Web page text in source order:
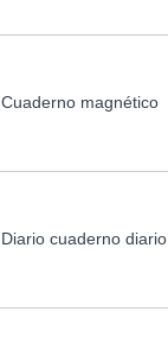
Cuaderno magnético
Diario cuaderno diario